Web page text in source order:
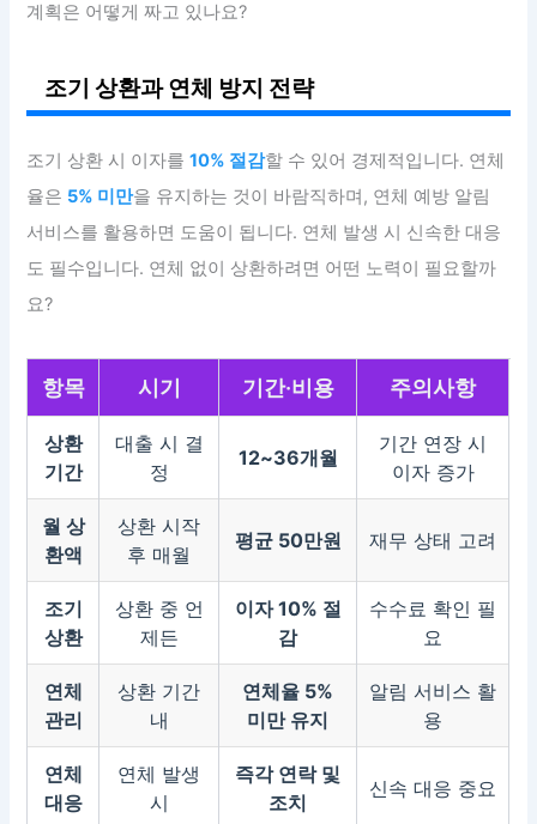
계획은 어떻게 짜고 있나요?
조기 상환과 연체 방지 전략
조기 상환 시 이자를10% 절감할 수 있어 경제적입니다. 연체
율은 5% 미만을 유지하는 것이 바람직하며, 연체 예방 알림
서비스를 활용하면 도움이 됩니다. 연체 발생 시 신속한 대응
도 필수입니다. 연체 없이 상환하려면 어떤 노력이 필요할까
요?
항목 시기 기간·비용 주의사항
상환
기간
대출 시 결
정
12~36개월
기간 연장 시
이자 증가
월 상
환액
상환 시작
후 매월
평균 50만원 재무 상태 고려
조기
상환
상환 중 언
제든
이자 10% 절
감
수수료 확인 필
요
연체
관리
상환 기간
내
연체율 5%
미만 유지
알림 서비스 활
용
연체
대응
연체 발생
시
즉각 연락 및
조치
신속 대응 중요